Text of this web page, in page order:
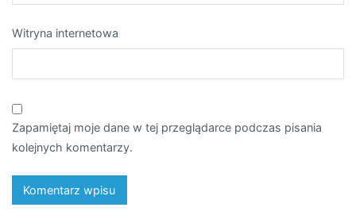
Witryna internetowa
Zapamiętaj moje dane w tej przeglądarce podczas pisania
kolejnych komentarzy.